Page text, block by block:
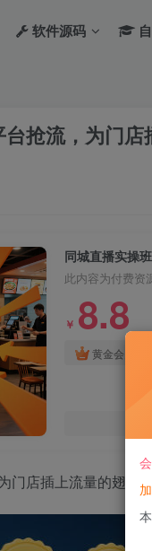
软件源码
抢流，为门
同城直播实操
此内容为付费资
￥ 8.8
黄金会员
店插上流量的翅膀